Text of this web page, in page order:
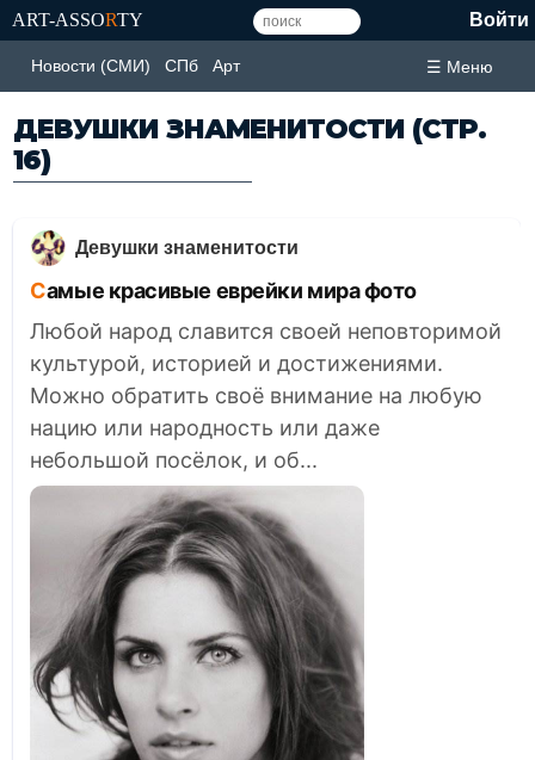
ART-ASSORTY Войти
Новости (СМИ) СПб Арт ☰ Меню
ДЕВУШКИ ЗНАМЕНИТОСТИ (СТР.
16)
Девушки знаменитости
Самые красивые еврейки мира фото
Любой народ славится своей неповторимой
культурой, историей и достижениями.
Можно обратить своё внимание на любую
нацию или народность или даже
небольшой посёлок, и об...